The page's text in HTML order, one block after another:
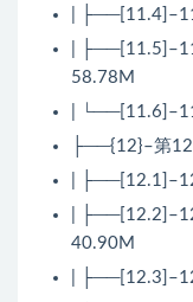
|
|
58.78M
|
├──{12}–第12
|
|
40.90M
|